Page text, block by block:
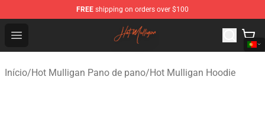
FREE shipping on orders over $100
Open menu
Hot Mulligan Shop - Official Hot Mulligan Merchandise
Início/Hot Mulligan Pano de pano/Hot Mulligan Hoodie